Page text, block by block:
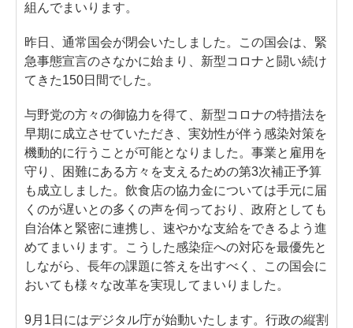
組んでまいります。
昨日、通常国会が閉会いたしました。この国会は、緊
急事態宣言のさなかに始まり、新型コロナと闘い続け
てきた150日間でした。
与野党の方々の御協力を得て、新型コロナの特措法を
早期に成立させていただき、実効性が伴う感染対策を
機動的に行うことが可能となりました。事業と雇用を
守り、困難にある方々を支えるための第3次補正予算
も成立しました。飲食店の協力金については手元に届
くのが遅いとの多くの声を伺っており、政府としても
自治体と緊密に連携し、速やかな支給をできるよう進
めてまいります。こうした感染症への対応を最優先と
しながら、長年の課題に答えを出すべく、この国会に
おいても様々な改革を実現してまいりました。
9月1日にはデジタル庁が始動いたします。行政の縦割